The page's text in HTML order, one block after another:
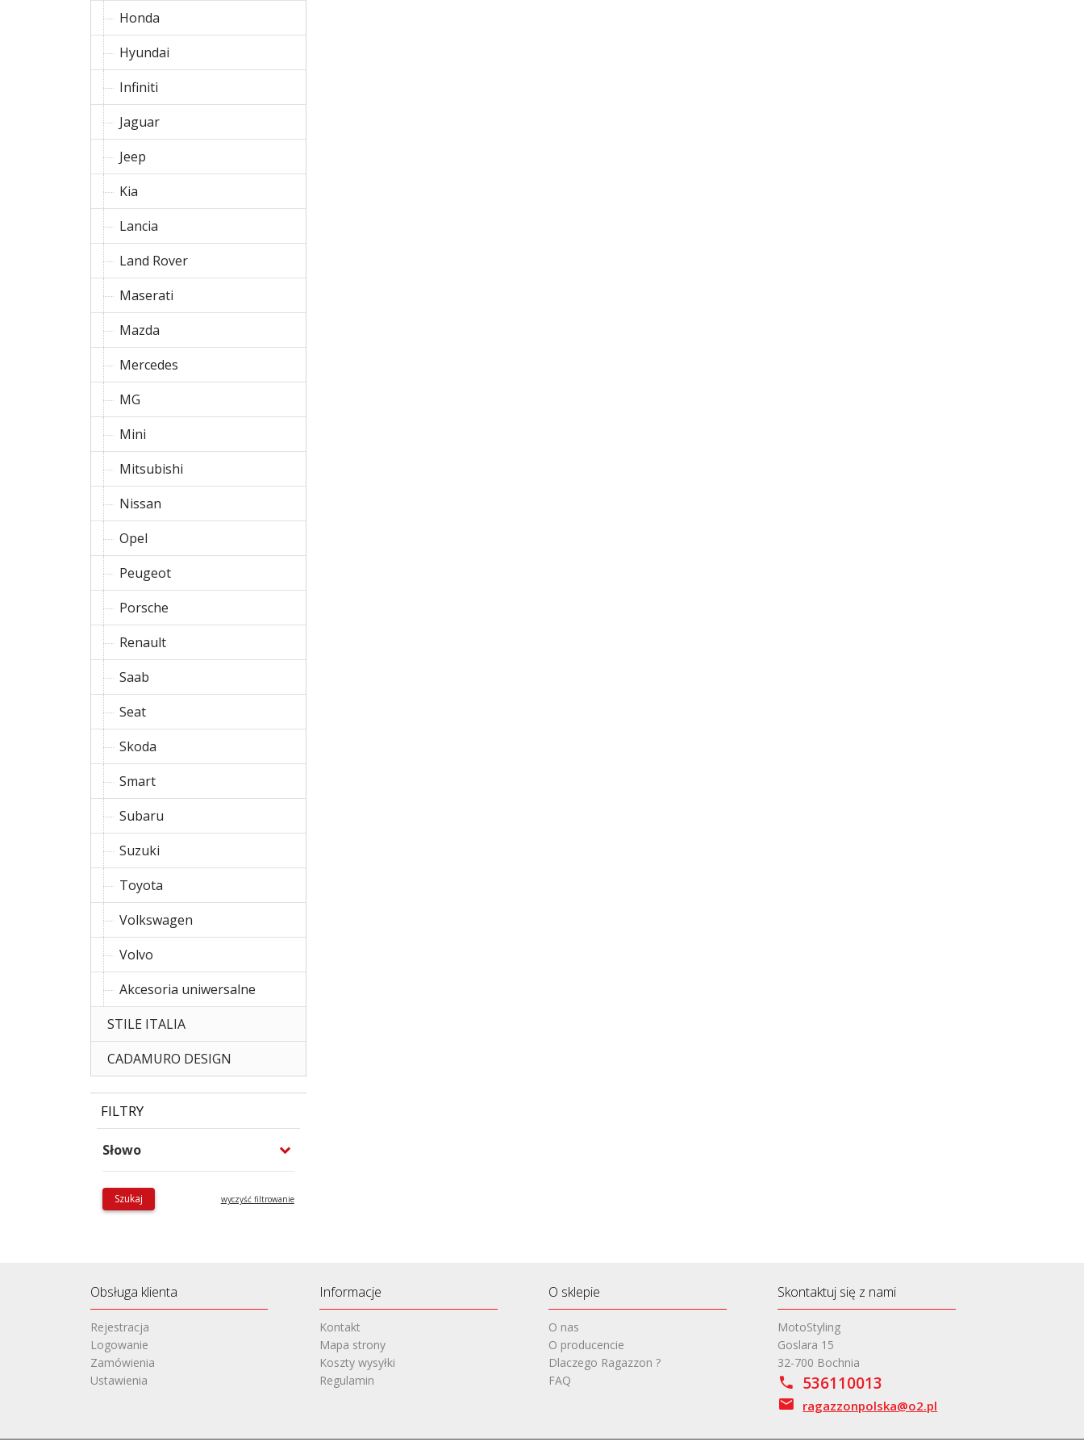
Honda
Hyundai
Infiniti
Jaguar
Jeep
Kia
Lancia
Land Rover
Maserati
Mazda
Mercedes
MG
Mini
Mitsubishi
Nissan
Opel
Peugeot
Porsche
Renault
Saab
Seat
Skoda
Smart
Subaru
Suzuki
Toyota
Volkswagen
Volvo
Akcesoria uniwersalne
STILE ITALIA
CADAMURO DESIGN
FILTRY
Słowo
Szukaj wyczyść filtrowanie
Obsługa klienta
Rejestracja
Logowanie
Zamówienia
Ustawienia
Informacje
Kontakt
Mapa strony
Koszty wysyłki
Regulamin
O sklepie
O nas
O producencie
Dlaczego Ragazzon ?
FAQ
Skontaktuj się z nami
MotoStyling
Goslara 15
32-700 Bochnia
536110013
ragazzonpolska@o2.pl